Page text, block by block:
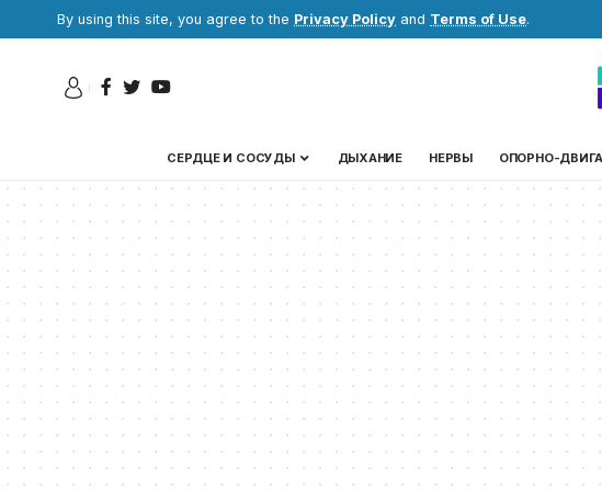
By using this site, you agree to the Privacy Policy and Terms of Use.
СЕРДЦЕ И СОСУДЫ ДЫХАНИЕ НЕРВЫ ОПОРНО-